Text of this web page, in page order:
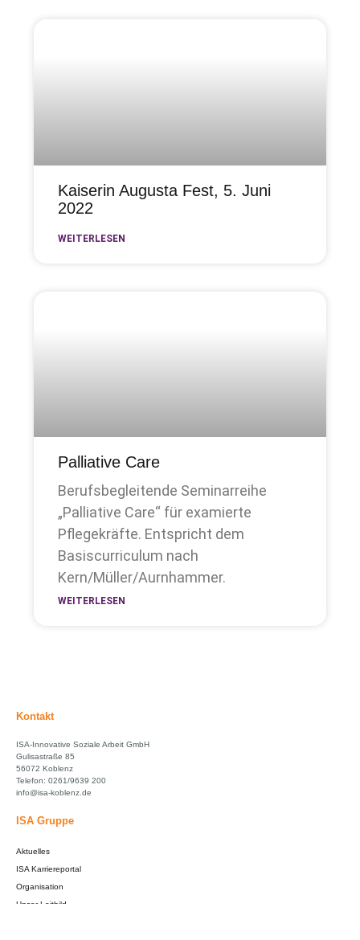
Kaiserin Augusta Fest, 5. Juni
2022
WEITERLESEN
Palliative Care
Berufsbegleitende Seminarreihe
„Palliative Care“ für examierte
Pflegekräfte. Entspricht dem
Basiscurriculum nach
Kern/Müller/Aurnhammer.
WEITERLESEN
Kontakt
ISA-Innovative Soziale Arbeit GmbH
Gulisastraße 85
56072 Koblenz
Telefon: 0261/9639 200
info@isa-koblenz.de
ISA Gruppe
Aktuelles
ISA Karriereportal
Organisation
Unser Leitbild